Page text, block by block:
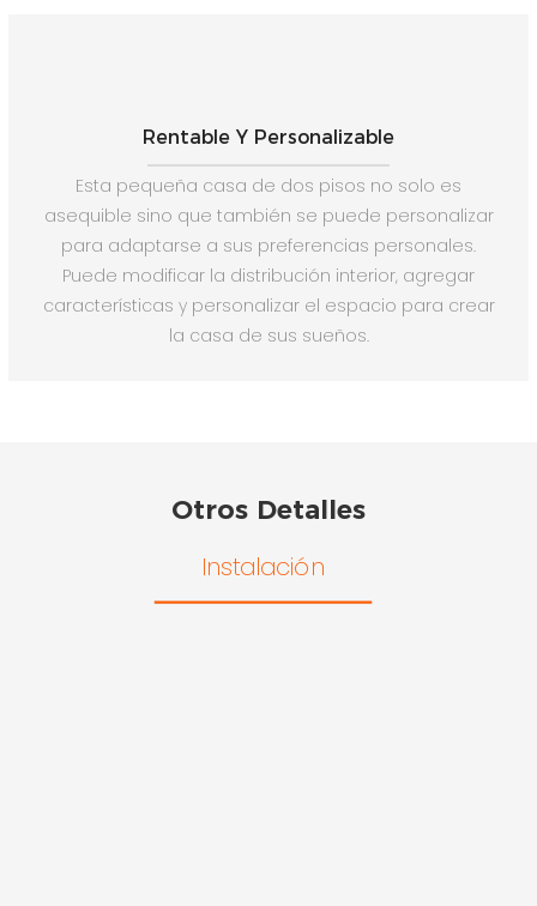
Rentable Y Personalizable
Esta pequeña casa de dos pisos no solo es
asequible sino que también se puede personalizar
para adaptarse a sus preferencias personales.
Puede modificar la distribución interior, agregar
características y personalizar el espacio para crear
la casa de sus sueños.
Otros Detalles
Instalación